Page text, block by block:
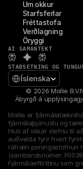
Um okkur
Starfsferlar
Fréttastofa
Verðlagning
Öryggi
AI SAMANTEKT
STAÐSETNING OG
Select Language
Íslenska
© 2026 Mollie B.V.
Ábyrgð á
Mollie er
fjármálaþjónustu og
hluti af okkar stefnu til
auðvelda fyrir hvert
rafræn peningastofnun
(sambandsnúmer:
Fjármálaeftirlitinu sem